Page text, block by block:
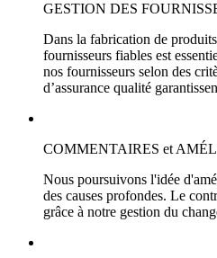
GESTION DES
Dans la fabrication de
fournisseurs fiables est
nos fournisseurs selon des
d’assurance qualité
COMMENTAIRES et
Nous poursuivons l'idée
des causes profondes. Le
grâce à notre gestion du